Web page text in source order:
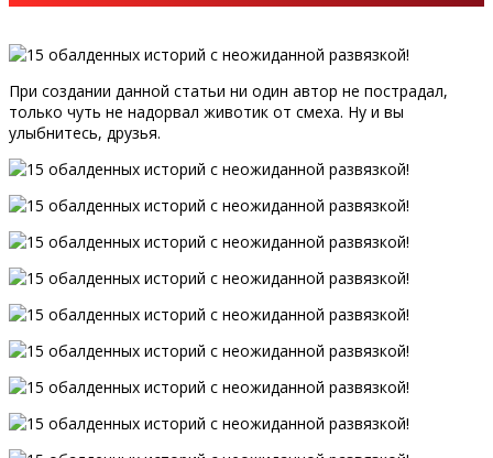
При создании данной статьи ни один автор не пострадал,
только чуть не надорвал животик от смеха. Ну и вы
улыбнитесь, друзья.